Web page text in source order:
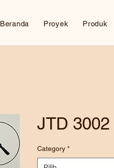
Beranda Proyek Produk
JTD 3002
Category *